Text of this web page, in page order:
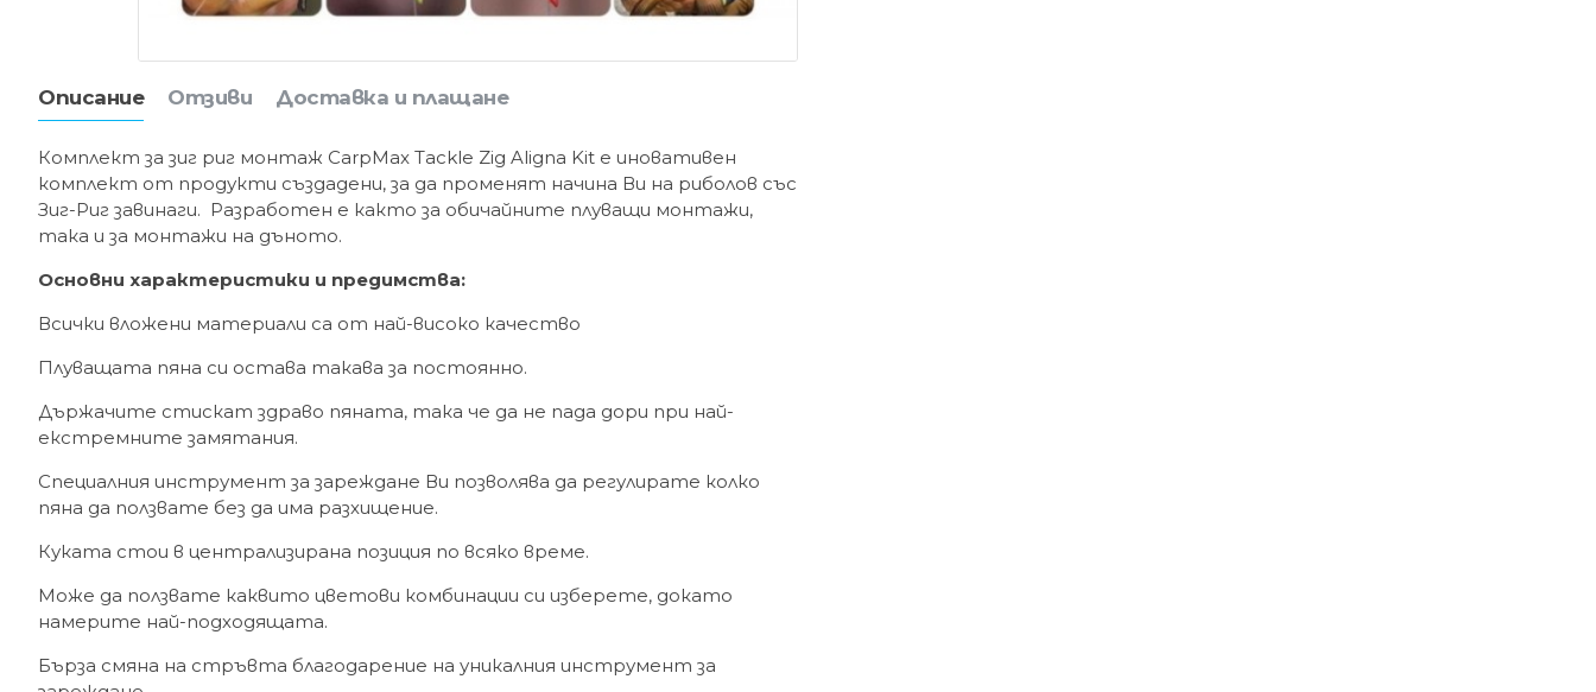
Описание Отзиви Доставка и плащане
Комплект за зиг риг монтаж CarpMax Tackle Zig Aligna Kit е иновативен
комплект от продукти създадени, за да променят начина Ви на риболов със
Зиг-Риг завинаги. Разработен е както за обичайните плуващи монтажи,
така и за монтажи на дъното.
Основни характеристики и предимства:
Всички вложени материали са от най-високо качество
Плуващата пяна си остава такава за постоянно.
Държачите стискат здраво пяната, така че да не пада дори при най-
екстремните замятания.
Специалния инструмент за зареждане Ви позволява да регулирате колко
пяна да ползвате без да има разхищение.
Куката стои в централизирана позиция по всяко време.
Може да ползвате каквито цветови комбинации си изберете, докато
намерите най-подходящата.
Бърза смяна на стръвта благодарение на уникалния инструмент за